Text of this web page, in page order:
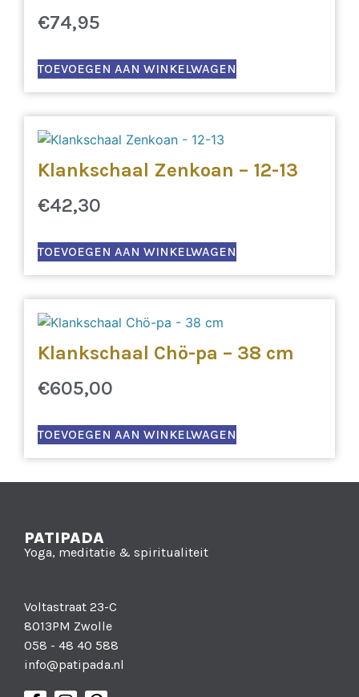
€74,95
TOEVOEGEN AAN WINKELWAGEN
Klankschaal Zenkoan – 12-13
€42,30
TOEVOEGEN AAN WINKELWAGEN
Klankschaal Chö-pa – 38 cm
€605,00
TOEVOEGEN AAN WINKELWAGEN
PATIPADA
Yoga, meditatie & spiritualiteit
Voltastraat 23-C
8013PM Zwolle
058 - 48 40 588
info@patipada.nl